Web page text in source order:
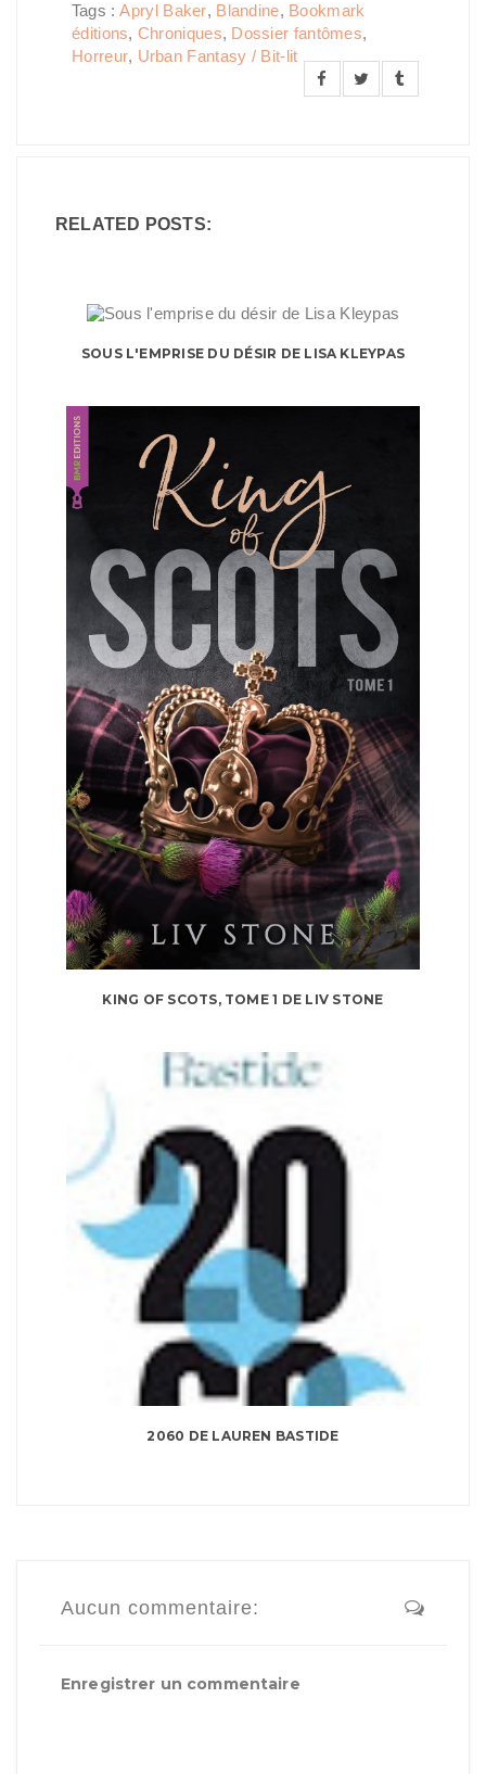
Tags :Apryl Baker, Blandine, Bookmark
éditions, Chroniques, Dossier fantômes,
Horreur, Urban Fantasy / Bit-lit
RELATED POSTS:
SOUS L'EMPRISE DU DÉSIR DE LISA KLEYPAS
KING OF SCOTS, TOME 1 DE LIV STONE
2060 DE LAUREN BASTIDE
Aucun commentaire:
Enregistrer un commentaire